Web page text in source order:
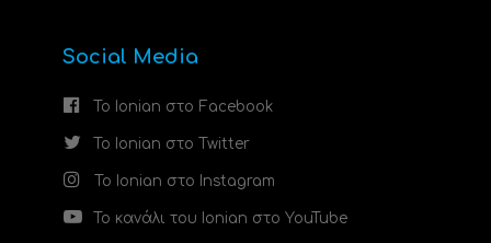
Social Media
Το Ionian στο Facebook
Το Ionian στο Twitter
Το Ionian στο Instagram
Το κανάλι του Ionian στο YouTube